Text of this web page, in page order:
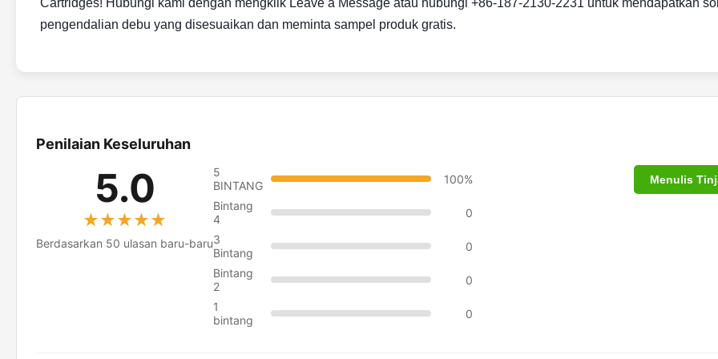
Cartridges! Hubungi kami dengan mengklik Leave a Message atau hubungi +86-187-2130-2231 untuk mendapatkan
pengendalian debu yang disesuaikan dan meminta sampel produk gratis.
Penilaian Keseluruhan
5.0
★★★★★
★★★★★
Berdasarkan 50 ulasan baru-baru
5
BINTANG
100%
Bintang
4
0
3
Bintang
0
Bintang
2
0
1
bintang
0
Menulis